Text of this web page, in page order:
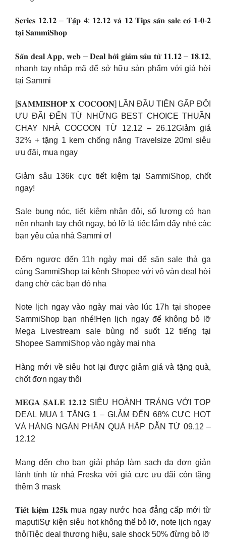
𝐒𝐞𝐫𝐢𝐞𝐬 𝟏𝟐.𝟏𝟐 – 𝐓𝐚̣̂𝐩 𝟒: 𝟏𝟐.𝟏𝟐 𝐯𝐚̀ 𝟏𝟐 𝐓𝐢𝐩𝐬 𝐬𝐚̆𝐧 𝐬𝐚𝐥𝐞 𝐜𝐨́ 𝟏-𝟎-𝟐
𝐭𝐚̣𝐢 𝐒𝐚𝐦𝐦𝐢𝐒𝐡𝐨𝐩
𝐒𝐚̆𝐧 𝐝𝐞𝐚𝐥 𝐀𝐩𝐩, 𝐰𝐞𝐛 – 𝐃𝐞𝐚𝐥 𝐡𝐨̛̀𝐢 𝐠𝐢𝐚̉𝐦 𝐬𝐚̂𝐮 𝐭𝐮̛̀ 𝟏𝟏.𝟏𝟐 – 𝟏𝟖.𝟏𝟐,
nhanh tay nhập mã để sở hữu sản phẩm với giá hời
tại Sammi
[𝐒𝐀𝐌𝐌𝐈𝐒𝐇𝐎𝐏 𝐗 𝐂𝐎𝐂𝐎𝐎𝐍] LẦN ĐẦU TIÊN GẤP ĐÔI
ƯU ĐÃI ĐẾN TỪ NHỮNG BEST CHOICE THUẦN
CHAY NHÀ COCOON TỪ 12.12 – 26.12Giảm giá
32% + tặng 1 kem chống nắng Travelsize 20ml siêu
ưu đãi, mua ngay
Giảm sâu 136k cực tiết kiệm tại SammiShop, chốt
ngay!
Sale bung nóc, tiết kiệm nhân đôi, số lượng có hạn
nên nhanh tay chốt ngay, bỏ lỡ là tiếc lắm đấy nhé các
bạn yêu của nhà Sammi ơ!
Đếm ngược đến 11h ngày mai để săn sale thả ga
cùng SammiShop tại kênh Shopee với vô vàn deal hời
đang chờ các bạn đó nha
Note lịch ngay vào ngày mai vào lúc 17h tại shopee
SammiShop bạn nhé!Hẹn lịch ngay để không bỏ lỡ
Mega Livestream sale bùng nổ suốt 12 tiếng tại
Shopee SammiShop vào ngày mai nha
Hàng mới về siêu hot lại được giảm giá và tặng quà,
chốt đơn ngay thôi
𝐌𝐄𝐆𝐀 𝐒𝐀𝐋𝐄 𝟏𝟐.𝟏𝟐 SIÊU HOÀNH TRÁNG VỚI TOP
DEAL MUA 1 TẶNG 1 – GI.ẢM ĐẾN 68% CỰC HOT
VÀ HÀNG NGÀN PHẦN QUÀ HẤP DẪN TỪ 09.12 –
12.12
Mang đến cho bạn giải pháp làm sạch da đơn giản
lành tính từ nhà Freska với giá cực ưu đãi còn tặng
thêm 3 mask
𝐓𝐢𝐞̂́𝐭 𝐤𝐢𝐞̣̂𝐦 𝟏𝟐𝟓𝐤 mua ngay nước hoa đẳng cấp mới từ
maputiSự kiện siêu hot không thể bỏ lỡ, note lịch ngay
thôiTiệc deal thương hiệu, sale shock 50% đừng bỏ lỡ